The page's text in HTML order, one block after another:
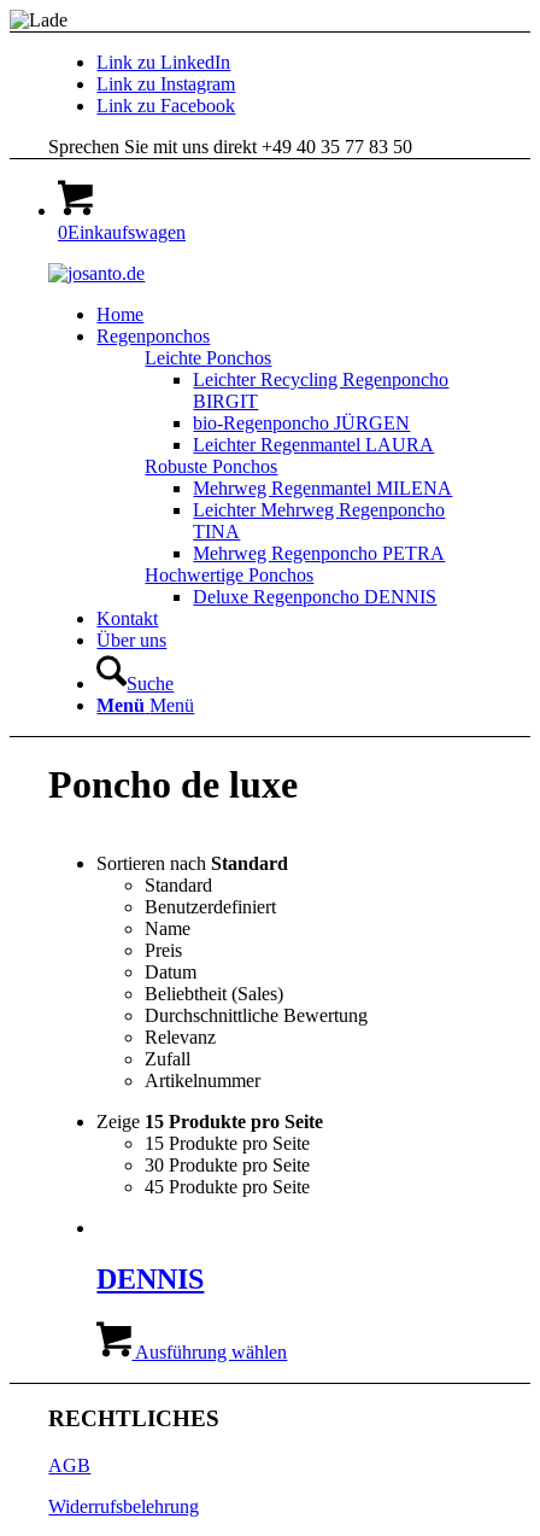
Link zu LinkedIn
Link zu Instagram
Link zu Facebook
Sprechen Sie mit uns direkt +49 40 35 77 83 50
0Einkaufswagen
Home
Regenponchos
Leichte Ponchos
Leichter Recycling Regenponcho
BIRGIT
bio-Regenponcho JÜRGEN
Leichter Regenmantel LAURA
Robuste Ponchos
Mehrweg Regenmantel MILENA
Leichter Mehrweg Regenponcho
TINA
Mehrweg Regenponcho PETRA
Hochwertige Ponchos
Deluxe Regenponcho DENNIS
Kontakt
Über uns
Suche
Menü Menü
Poncho de luxe
Sortieren nachStandard
Standard
Benutzerdefiniert
Name
Preis
Datum
Beliebtheit (Sales)
Durchschnittliche Bewertung
Relevanz
Zufall
Artikelnummer
Zeige 15 Produkte pro Seite
15 Produkte pro Seite
30 Produkte pro Seite
45 Produkte pro Seite
DENNIS
Ausführung wählen
RECHTLICHES
AGB
Widerrufsbelehrung